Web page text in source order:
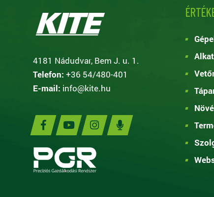
4181 Nádudvar, Bem J. u. 1.
Telefon: +36 54/480-401
E-mail: info@kite.hu